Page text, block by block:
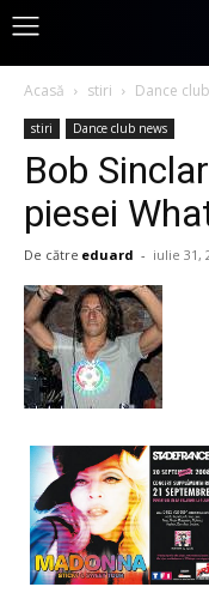
Acasă stiri Dance
stiri Dance club news
Bob
piesei
De către eduard - iulie 31,